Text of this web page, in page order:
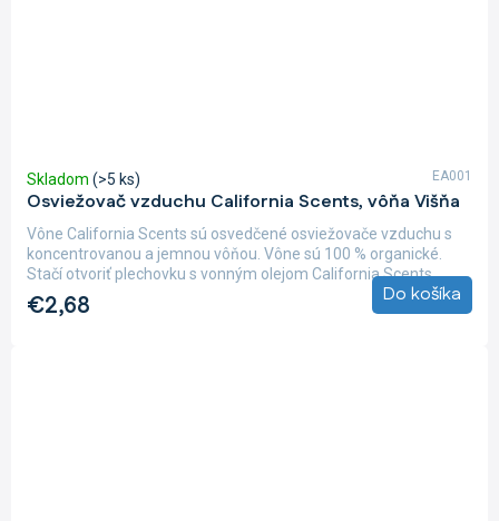
Osviežovač vzduchu California Scents, vôňa Višňa
Skladom (>5 ks)
€2,68 Do košíka
Vône California Scents sú osvedčené osviežovače vzduchu s
koncentrovanou a jemnou vôňou. Vône sú 100 % organické.
Stačí otvoriť plechovku s vonným olejom California Scents,...
EA001